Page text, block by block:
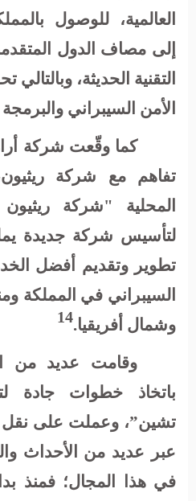
العالمية، للوصول
إلى مصاف الدول
التقنية الحديثة،
الأمن السيبراني
كما وقّعت شركة
تفاهم مع شركة
المحلية "شركة ريثيون
لتأسيس شركة جديدة
تطوير وتقديم أفضل
السيبراني في المملكة
وشمال أفريقيا.14
وقامت عديد من
باتخاذ خطوات جادة
تشين”، وعملت على نقل
عبر عديد من الأحداث